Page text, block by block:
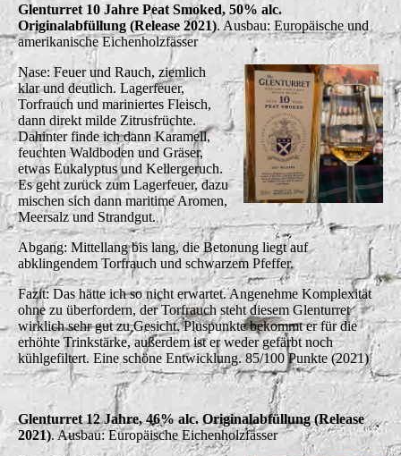
Glenturret 10 Jahre Peat Smoked, 50% alc.
Originalabfüllung (Release 2021). Ausbau: Europäische und
amerikanische Eichenholzfässer
Nase: Feuer und Rauch, ziemlich
klar und deutlich. Lagerfeuer,
Torfrauch und mariniertes Fleisch,
dann direkt milde Zitrusfrüchte.
Dahinter finde ich dann Karamell,
feuchten Waldboden und Gräser,
etwas Eukalyptus und Kellergeruch.
Es geht zurück zum Lagerfeuer, dazu
mischen sich dann maritime Aromen,
Meersalz und Strandgut.
Abgang: Mittellang bis lang, die Betonung liegt auf
abklingendem Torfrauch und schwarzem Pfeffer.
Fazit: Das hätte ich so nicht erwartet. Angenehme Komplexität
ohne zu überfordern, der Torfrauch steht diesem Glenturret
wirklich sehr gut zu Gesicht. Pluspunkte bekommt er für die
erhöhte Trinkstärke, außerdem ist er weder gefärbt noch
kühlgefiltert. Eine schöne Entwicklung. 85/100 Punkte (2021)
Glenturret 12 Jahre, 46% alc. Originalabfüllung (Release
2021). Ausbau: Europäische Eichenholzfässer